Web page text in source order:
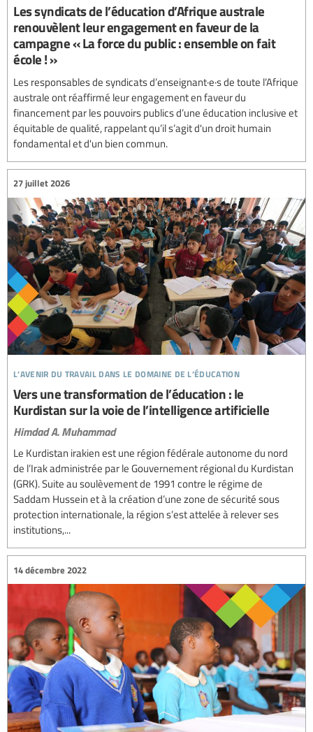
Les syndicats de l’éducation d’Afrique australe
renouvèlent leur engagement en faveur de la
campagne « La force du public : ensemble on fait
école ! »
Les responsables de syndicats d’enseignant·e·s de toute l’Afrique
australe ont réaffirmé leur engagement en faveur du
financement par les pouvoirs publics d’une éducation inclusive et
équitable de qualité, rappelant qu’il s’agit d'un droit humain
fondamental et d'un bien commun.
l’avenir du travail dans le domaine de l’éducation
27 juillet 2026
Vers une transformation de l’éducation : le
Kurdistan sur la voie de l’intelligence artificielle
Himdad A. Muhammad
Le Kurdistan irakien est une région fédérale autonome du nord
de l’Irak administrée par le Gouvernement régional du Kurdistan
(GRK). Suite au soulèvement de 1991 contre le régime de
Saddam Hussein et à la création d’une zone de sécurité sous
protection internationale, la région s’est attelée à relever ses
institutions,...
14 décembre 2022